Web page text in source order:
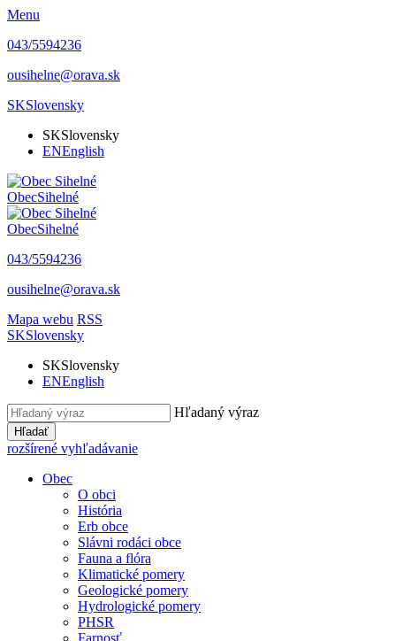
Menu
043/5594236
ousihelne@orava.sk
SKSlovensky
SKSlovensky
ENEnglish
ObecSihelné
ObecSihelné
043/5594236
ousihelne@orava.sk
Mapa webu RSS
SKSlovensky
SKSlovensky
ENEnglish
Hľadaný výraz
Hľadať
rozšírené vyhľadávanie
Obec
O obci
História
Erb obce
Slávni rodáci obce
Fauna a flóra
Klimatické pomery
Geologické pomery
Hydrologické pomery
PHSR
Farnosť